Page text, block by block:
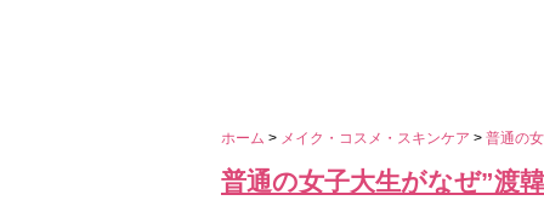
ホーム > メイク・コスメ・スキンケア > 普通の
普通の女子大生がなぜ”渡